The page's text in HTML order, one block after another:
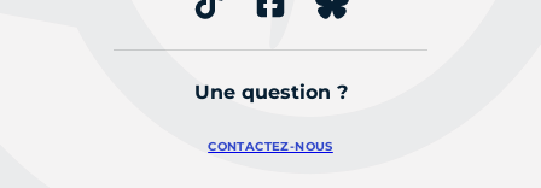
Une question ?
CONTACTEZ-NOUS